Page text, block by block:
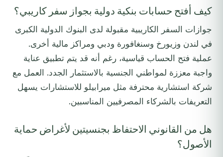
كيف أفتح حسابات بنكية دولية بجواز سفر كاريبي؟
جوازات السفر الكاريبية مقبولة لدى البنوك الدولية الكبرى
في لندن وزيورخ وسنغافورة ودبي ومراكز مالية أخرى.
عملية فتح الحساب قياسية، رغم أنه قد يتم تطبيق عناية
واجبة معززة لمواطني الجنسية بالاستثمار الجدد. العمل مع
شركة استشارية محترفة مثل ميرابيلو للاستشارات يسهل
التعريفات بالشركاء المصرفيين المناسبين.
هل من القانوني الاحتفاظ بجنسيتين لأغراض حماية
الأصول؟